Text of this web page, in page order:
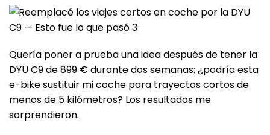
Quería poner a prueba una idea después de tener la
DYU C9 de 899 € durante dos semanas: ¿podría esta
e-bike sustituir mi coche para trayectos cortos de
menos de 5 kilómetros? Los resultados me
sorprendieron.